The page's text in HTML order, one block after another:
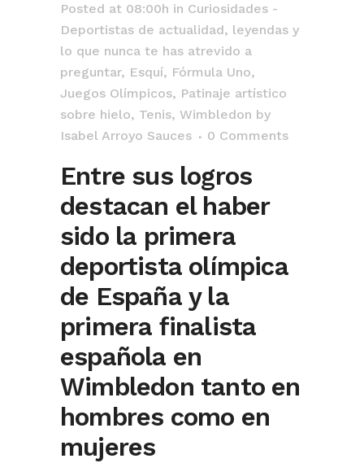
Posted at 08:00h in Curiosidades -
Deportistas de actualidad, leyendas y
lo que nunca te has atrevido a
preguntar, Esquí, Fórmula Uno,
Juegos Olímpicos, Patinaje artístico
sobre hielo, Tenis, Wimbledon by
Isabel Arroyo Sauces
0 Comments
Entre sus logros
destacan el haber
sido la primera
deportista olímpica
de España y la
primera finalista
española en
Wimbledon tanto en
hombres como en
mujeres